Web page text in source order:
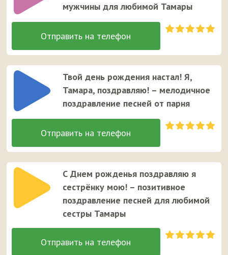
мужчины для любимой Тамары
Твой день рождения настал! Я,
Тамара, поздравляю! – мелодичное
поздравление песней от парня
С Днем рожденья поздравляю я
сестрёнку мою! – позитивное
поздравление песней для любимой
сестры Тамары